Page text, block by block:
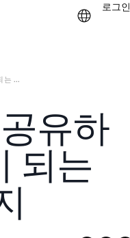
로그인
보기
는 ...
유하
되는